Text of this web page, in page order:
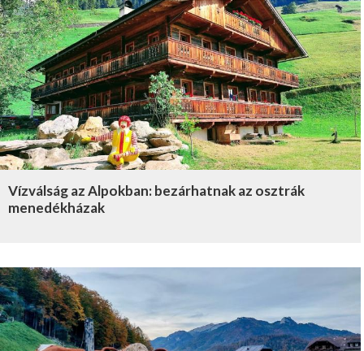
Vízválság az Alpokban: bezárhatnak az osztrák
menedékházak